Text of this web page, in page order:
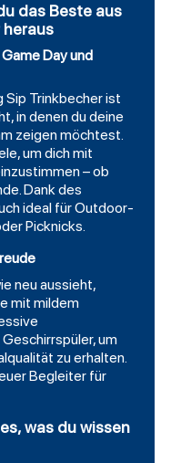
das Beste aus
heraus
Day und
Sip Trinkbecher ist
in denen du deine
zeigen möchtest.
um dich mit
– ob
Dank des
ideal für Outdoor-
Picknicks.
neu aussieht,
mit mildem
um
zu erhalten.
Begleiter für
was du wissen